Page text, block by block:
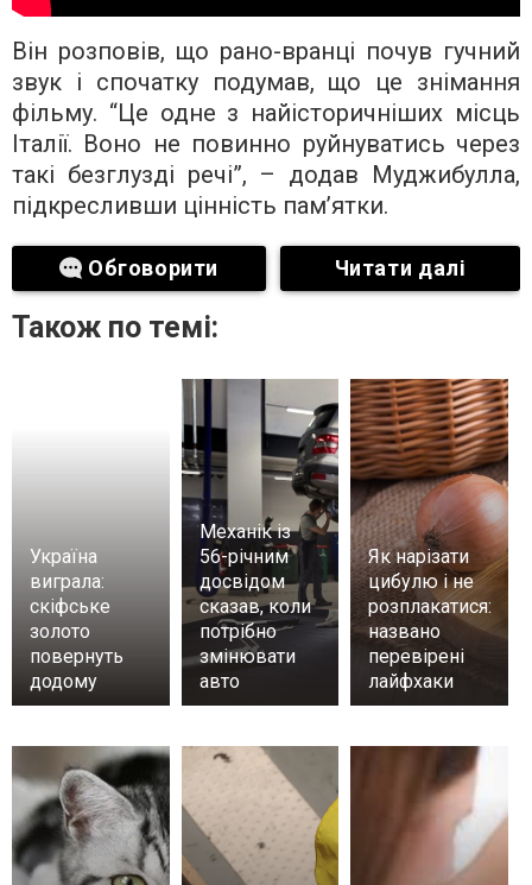
Він розповів, що рано-вранці почув гучний
звук і спочатку подумав, що це знімання
фільму. “Це одне з найісторичніших місць
Італії. Воно не повинно руйнуватись через
такі безглузді речі”, – додав Муджибулла,
підкресливши цінність пам’ятки.
Обговорити Читати далі
Також по темі:
Україна
виграла:
скіфське
золото
повернуть
додому
Механік із
56-річним
досвідом
сказав, коли
потрібно
змінювати
авто
Як нарізати
цибулю і не
розплакатися:
названо
перевірені
лайфхаки